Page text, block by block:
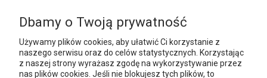
MOJE KONTO
PŁATNOŚCI I DOSTAWA
Dbamy o Twoją prywatność
Używamy plików cookies, aby ułatwić Ci korzystanie z
naszego serwisu oraz do celów statystycznych. Korzystając
z naszej strony wyrażasz zgodę na wykorzystywanie przez
nas plików cookies. Jeśli nie blokujesz tych plików, to